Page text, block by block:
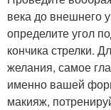
века до внешнего
определите угол
кончика стрелки.
желания, самое
именно вашей
макияж,